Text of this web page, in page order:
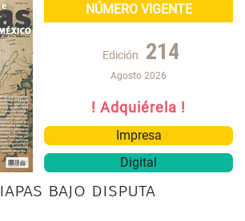
NÚMERO VIGENTE
Edición 214
Agosto 2026
! Adquiérela !
Impresa
Digital
bajo disputa